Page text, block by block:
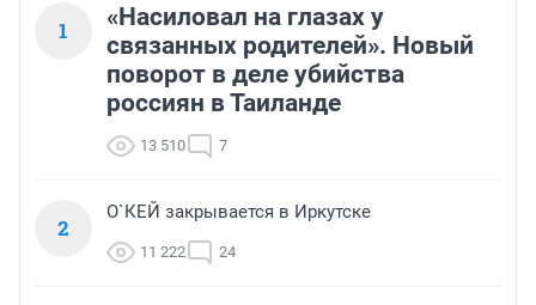
1
«Насиловал на глазах у
связанных родителей». Новый
поворот в деле убийства
россиян в Таиланде
13 510 7
2
О`КЕЙ закрывается в Иркутске
11 222 24